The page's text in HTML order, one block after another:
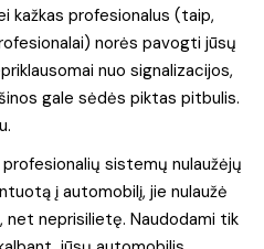
kažkas profesionalus (taip,
norės pavogti jūsų
nuo signalizacijos,
gale sėdės piktas pitbulis.
sistemų nulaužėjų
į automobilį, jie nulaužė
net neprisilietę. Naudodami tik